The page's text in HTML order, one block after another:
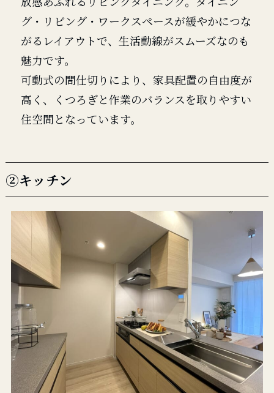
グ・リビング・ワークスペースが緩やかにつな
がるレイアウトで、生活動線がスムーズなのも
魅力です。
可動式の間仕切りにより、家具配置の自由度が
高く、くつろぎと作業のバランスを取りやすい
住空間となっています。
②キッチン